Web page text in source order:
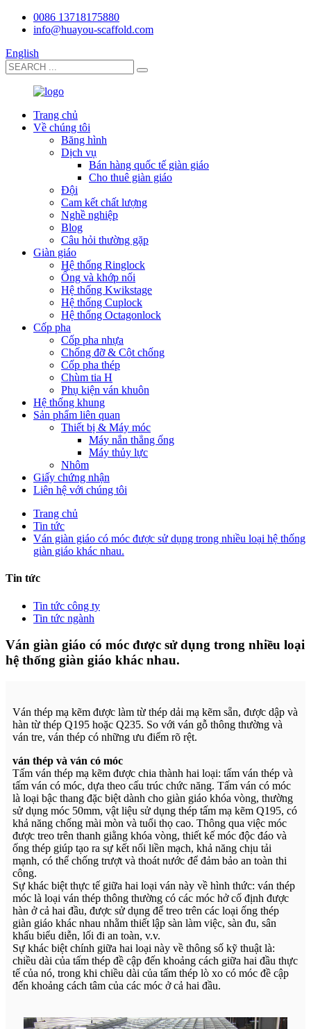
0086 13718175880
info@huayou-scaffold.com
English
Trang chủ
Về chúng tôi
Băng hình
Dịch vụ
Bán hàng quốc tế giàn giáo
Cho thuê giàn giáo
Đội
Cam kết chất lượng
Nghề nghiệp
Blog
Câu hỏi thường gặp
Giàn giáo
Hệ thống Ringlock
Ống và khớp nối
Hệ thống Kwikstage
Hệ thống Cuplock
Hệ thống Octagonlock
Cốp pha
Cốp pha nhựa
Chống đỡ & Cột chống
Cốp pha thép
Chùm tia H
Phụ kiện ván khuôn
Hệ thống khung
Sản phẩm liên quan
Thiết bị & Máy móc
Máy nắn thẳng ống
Máy thủy lực
Nhôm
Giấy chứng nhận
Liên hệ với chúng tôi
Trang chủ
Tin tức
Ván giàn giáo có móc được sử dụng trong nhiều loại hệ thống
giàn giáo khác nhau.
Tin tức
Tin tức công ty
Tin tức ngành
Ván giàn giáo có móc được sử dụng trong nhiều loại
hệ thống giàn giáo khác nhau.
Ván thép mạ kẽm được làm từ thép dải mạ kẽm sẵn, được dập và
hàn từ thép Q195 hoặc Q235. So với ván gỗ thông thường và
ván tre, ván thép có những ưu điểm rõ rệt.
ván thép và ván có móc
Tấm ván thép mạ kẽm được chia thành hai loại: tấm ván thép và
tấm ván có móc, dựa theo cấu trúc chức năng. Tấm ván có móc
là loại bậc thang đặc biệt dành cho giàn giáo khóa vòng, thường
sử dụng móc 50mm, vật liệu sử dụng thép tấm mạ kẽm Q195, có
khả năng chống mài mòn và tuổi thọ cao. Thông qua việc móc
được treo trên thanh giằng khóa vòng, thiết kế móc độc đáo và
ống thép giúp tạo ra sự kết nối liền mạch, khả năng chịu tải
mạnh, có thể chống trượt và thoát nước để đảm bảo an toàn thi
công.
Sự khác biệt thực tế giữa hai loại ván này về hình thức: ván thép
móc là loại ván thép thông thường có các móc hở cố định được
hàn ở cả hai đầu, được sử dụng để treo trên các loại ống thép
giàn giáo khác nhau nhằm thiết lập sàn làm việc, sàn đu, sân
khấu biểu diễn, lối đi an toàn, v.v.
Sự khác biệt chính giữa hai loại này về thông số kỹ thuật là:
chiều dài của tấm thép đề cập đến khoảng cách giữa hai đầu thực
tế của nó, trong khi chiều dài của tấm thép lò xo có móc đề cập
đến khoảng cách tâm của các móc ở cả hai đầu.